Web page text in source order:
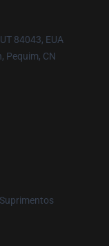
84043, EUA
Pequim, CN